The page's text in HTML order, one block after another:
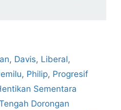
, Davis, Liberal,
, Philip, Progresif
Sementara
Dorongan